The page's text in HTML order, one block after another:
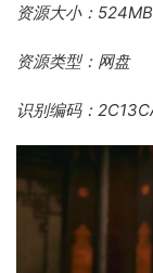
资源大小：524MB
资源类型：网盘
识别编码：